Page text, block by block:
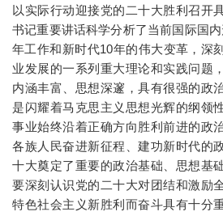
以实际行动迎接党的二十大胜利召开
书记重要讲话科学分析了当前国际国
年工作和新时代10年的伟大变革，深
业发展的一系列重大理论和实践问题
内涵丰富、思想深邃，具有很强的政
是闪耀着马克思主义思想光辉的纲领
事业始终沿着正确方向胜利前进的政
各族人民奋进新征程、建功新时代的
十大奠定了重要的政治基础、思想基
要深刻认识党的二十大对团结和激励
特色社会主义新胜利而奋斗具有十分